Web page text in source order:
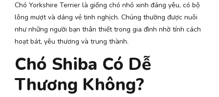
Chó Yorkshire Terrier là giống chó nhỏ xinh đáng yêu, có bộ
lông mượt và dáng vẻ tinh nghịch. Chúng thường được nuôi
như những người bạn thân thiết trong gia đình nhờ tính cách
hoạt bát, yêu thương và trung thành.
Chó Shiba Có Dễ
Thương Không?